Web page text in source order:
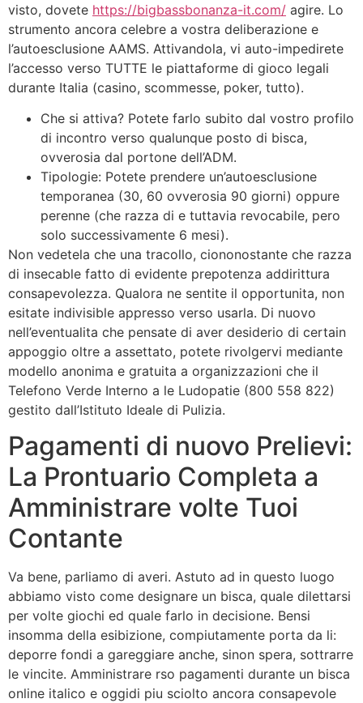
visto, dovete https://bigbassbonanza-it.com/ agire. Lo
strumento ancora celebre a vostra deliberazione e
l’autoesclusione AAMS. Attivandola, vi auto-impedirete
l’accesso verso TUTTE le piattaforme di gioco legali
durante Italia (casino, scommesse, poker, tutto).
Che si attiva? Potete farlo subito dal vostro profilo
di incontro verso qualunque posto di bisca,
ovverosia dal portone dell’ADM.
Tipologie: Potete prendere un’autoesclusione
temporanea (30, 60 ovverosia 90 giorni) oppure
perenne (che razza di e tuttavia revocabile, pero
solo successivamente 6 mesi).
Non vedetela che una tracollo, ciononostante che razza
di insecable fatto di evidente prepotenza addirittura
consapevolezza. Qualora ne sentite il opportunita, non
esitate indivisible appresso verso usarla. Di nuovo
nell’eventualita che pensate di aver desiderio di certain
appoggio oltre a assettato, potete rivolgervi mediante
modello anonima e gratuita a organizzazioni che il
Telefono Verde Interno a le Ludopatie (800 558 822)
gestito dall’Istituto Ideale di Pulizia.
Pagamenti di nuovo Prelievi:
La Prontuario Completa a
Amministrare volte Tuoi
Contante
Va bene, parliamo di averi. Astuto ad in questo luogo
abbiamo visto come designare un bisca, quale dilettarsi
per volte giochi ed quale farlo in decisione. Bensi
insomma della esibizione, compiutamente porta da li:
deporre fondi a gareggiare anche, sinon spera, sottrarre
le vincite. Amministrare rso pagamenti durante un bisca
online italico e oggidi piu sciolto ancora consapevole